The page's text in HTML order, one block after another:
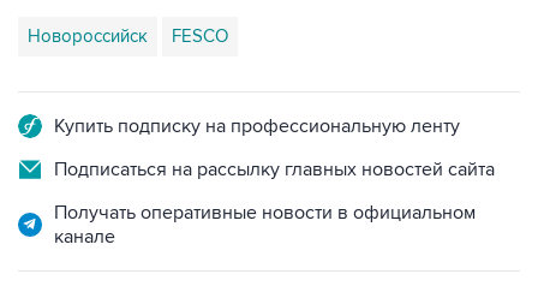
Новороссийск FESCO
Купить подписку на профессиональную ленту
Подписаться на рассылку главных новостей сайта
Получать оперативные новости в официальном
канале